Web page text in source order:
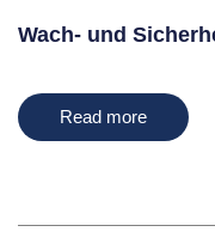
Wach- und
Read more